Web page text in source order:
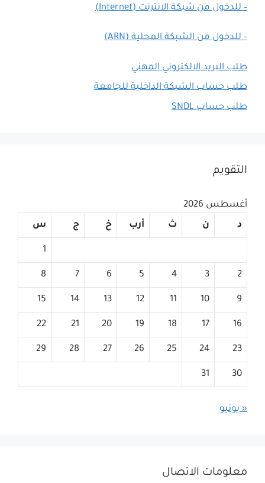
– للدخول من شبكة الانترنت (Internet)
– للدخول من الشبكة المحلية (ARN)
طلب البريد الالكتروني المهني
طلب حساب الشبكة الداخلية للجامعة
طلب حساب SNDL
التقويم
أغسطس 2026
د
ن ث أرب خ ج س
1
2
3
4
5
6
7
8
9
10
11
12
13
14
15
16
17
18
19
20
21
22
23
24
25
26
27
28
29
30
31
« يونيو
معلومات الاتصال